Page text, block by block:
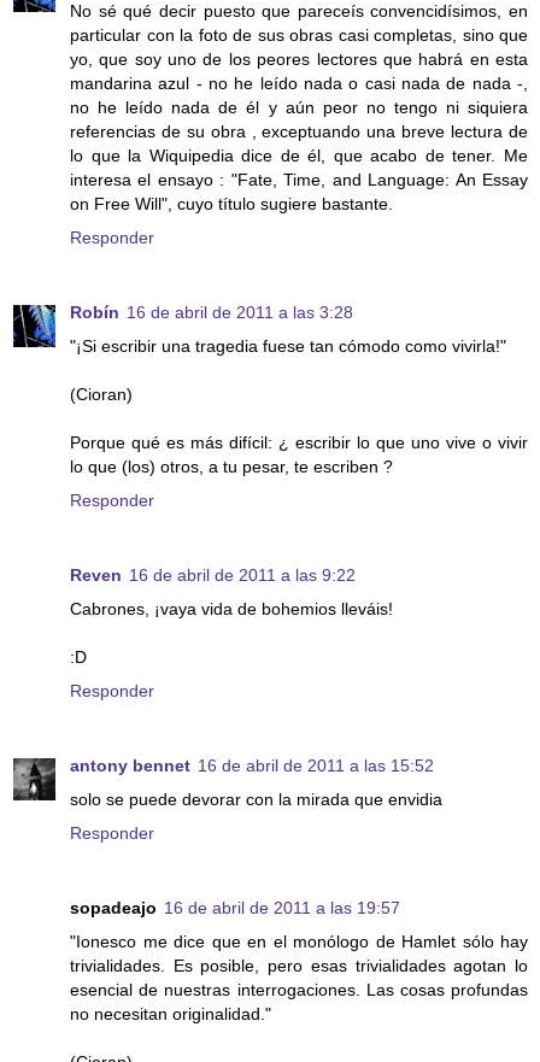
No sé qué decir puesto que pareceís convencidísimos, en
particular con la foto de sus obras casi completas, sino que
yo, que soy uno de los peores lectores que habrá en esta
mandarina azul - no he leído nada o casi nada de nada -,
no he leído nada de él y aún peor no tengo ni siquiera
referencias de su obra , exceptuando una breve lectura de
lo que la Wiquipedia dice de él, que acabo de tener. Me
interesa el ensayo : "Fate, Time, and Language: An Essay
on Free Will", cuyo título sugiere bastante.
Responder
Robín 16 de abril de 2011 a las 3:28
"¡Si escribir una tragedia fuese tan cómodo como vivirla!"
(Cioran)
Porque qué es más difícil: ¿ escribir lo que uno vive o vivir
lo que (los) otros, a tu pesar, te escriben ?
Responder
Reven 16 de abril de 2011 a las 9:22
Cabrones, ¡vaya vida de bohemios lleváis!
:D
Responder
antony bennet 16 de abril de 2011 a las 15:52
solo se puede devorar con la mirada que envidia
Responder
sopadeajo 16 de abril de 2011 a las 19:57
"Ionesco me dice que en el monólogo de Hamlet sólo hay
trivialidades. Es posible, pero esas trivialidades agotan lo
esencial de nuestras interrogaciones. Las cosas profundas
no necesitan originalidad."